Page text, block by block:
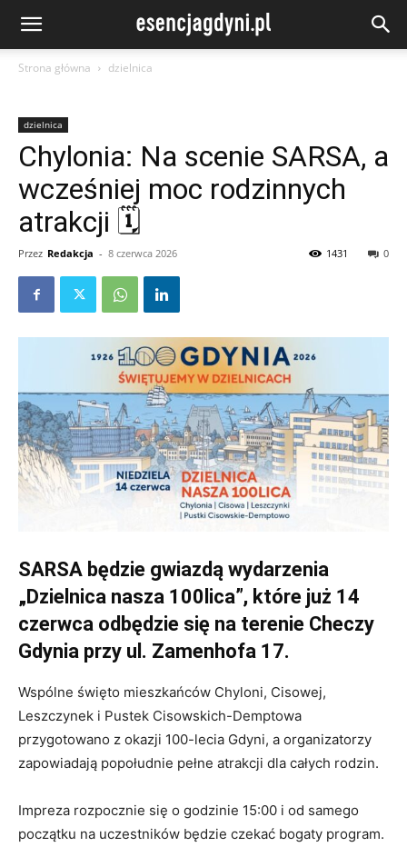
Strona główna dzielnica
dzielnica
Chylonia: Na scenie SARSA, a
wcześniej moc rodzinnych
atrakcji 🗓
Przez Redakcja - 8 czerwca 2026 0
1431
SARSA będzie gwiazdą wydarzenia
„Dzielnica nasza 100lica”, które już 14
czerwca odbędzie się na terenie Checzy
Gdynia przy ul. Zamenhofa 17.
Wspólne święto mieszkańców Chyloni, Cisowej,
Leszczynek i Pustek Cisowskich-Demptowa
przygotowano z okazji 100-lecia Gdyni, a organizatorzy
zapowiadają popołudnie pełne atrakcji dla całych rodzin.
Impreza rozpocznie się o godzinie 15:00 i od samego
początku na uczestników będzie czekać bogaty program.